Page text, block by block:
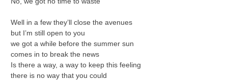
Well in a few they’ll close the avenues
but I’m still open to you
we got a while before the summer sun
comes in to break the news
Is there a way, a way to keep this feeling
there is no way that you could